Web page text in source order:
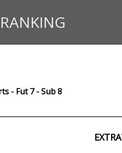
- Fut 7 - Sub 8